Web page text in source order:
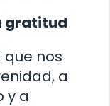
gratitud
que nos
a
y a